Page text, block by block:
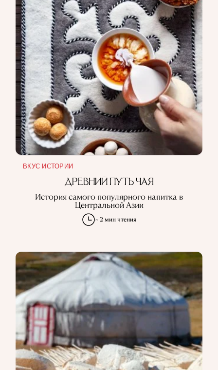
ВКУС ИСТОРИИ
ДРЕВНИЙ ПУТЬ ЧАЯ
История самого популярного напитка в
Центральной Азии
~ 2 мин чтения